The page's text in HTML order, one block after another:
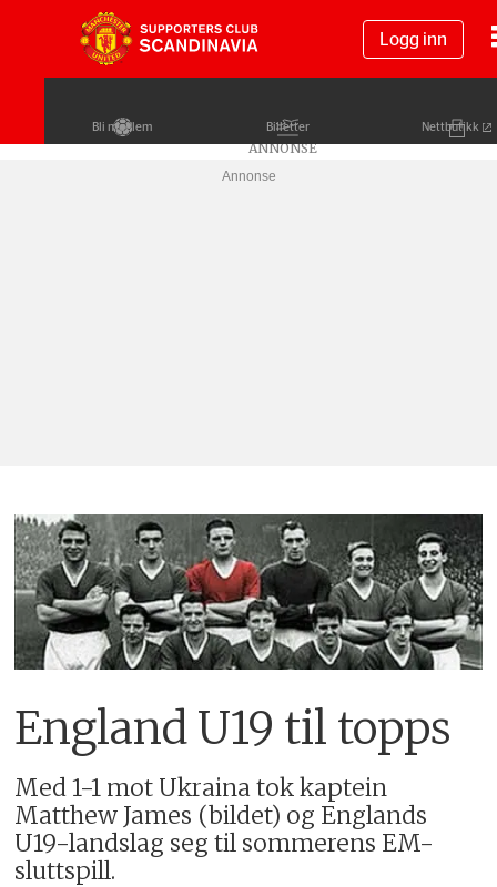
Logg inn
Bli medlem Billetter Nettbutikk
Annonse
England U19 til topps
Med 1-1 mot Ukraina tok kaptein
Matthew James (bildet) og Englands
U19-landslag seg til sommerens EM-
sluttspill.